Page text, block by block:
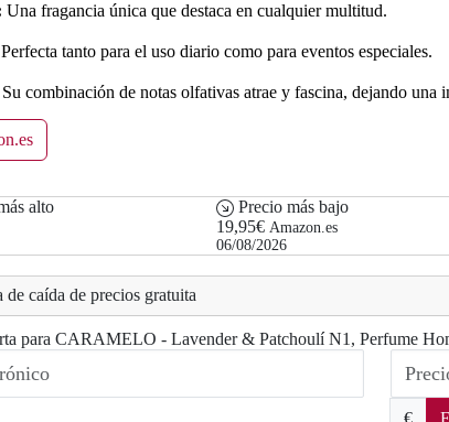
Una fragancia única que destaca en cualquier multitud.
Perfecta tanto para el uso diario como para eventos especiales.
Su combinación de notas olfativas atrae y fascina, dejando una
alto
Precio más bajo
19,95€ Amazon.es
06/08/2026
de caída de precios gratuita
para CARAMELO - Lavender & Patchoulí N1, Perfume
€